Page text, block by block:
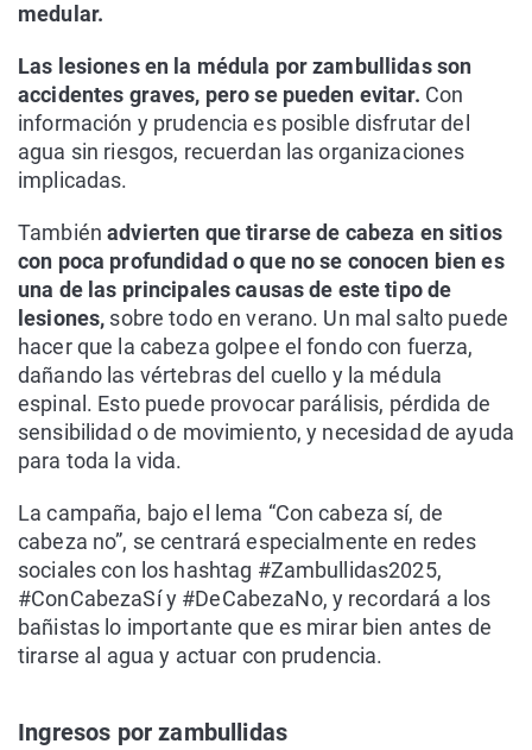
medular.
Las lesiones en la médula por zambullidas son
accidentes graves, pero se pueden evitar. Con
información y prudencia es posible disfrutar del
agua sin riesgos, recuerdan las organizaciones
implicadas.
También advierten que tirarse de cabeza en sitios
con poca profundidad o que no se conocen bien es
una de las principales causas de este tipo de
lesiones, sobre todo en verano. Un mal salto puede
hacer que la cabeza golpee el fondo con fuerza,
dañando las vértebras del cuello y la médula
espinal. Esto puede provocar parálisis, pérdida de
sensibilidad o de movimiento, y necesidad de ayuda
para toda la vida.
La campaña, bajo el lema “Con cabeza sí, de
cabeza no”, se centrará especialmente en redes
sociales con los hashtag #Zambullidas2025,
#ConCabezaSí y #DeCabezaNo, y recordará a los
bañistas lo importante que es mirar bien antes de
tirarse al agua y actuar con prudencia.
Ingresos por zambullidas